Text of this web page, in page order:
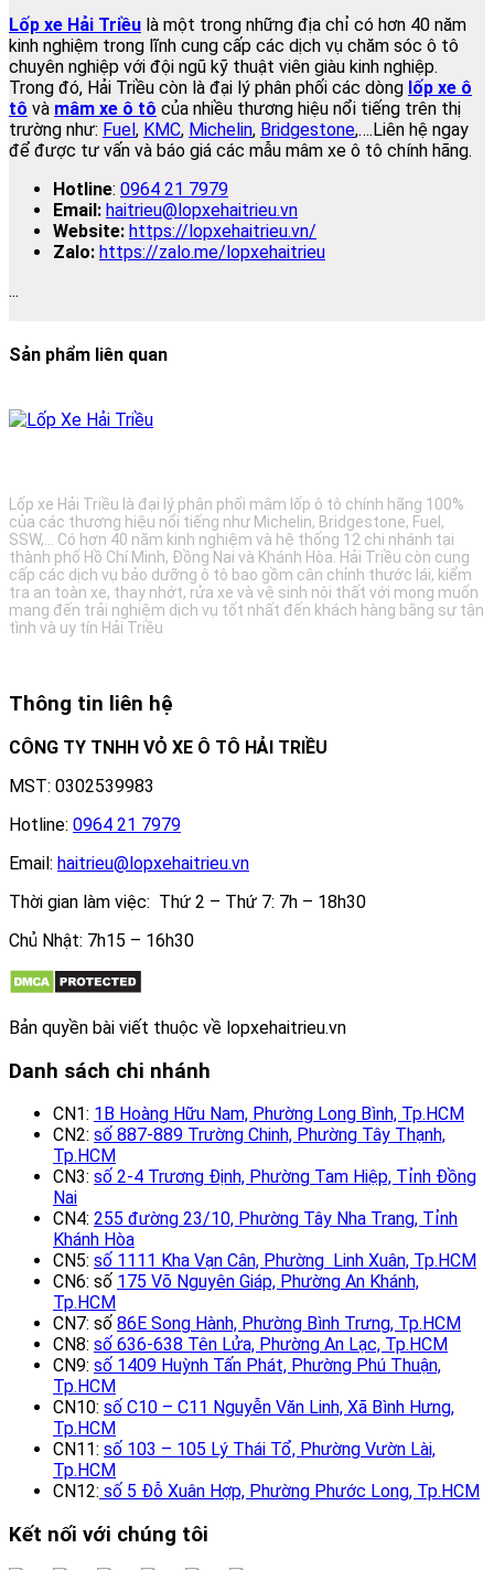
Lốp xe Hải Triều là một trong những địa chỉ có hơn 40 năm
kinh nghiệm trong lĩnh cung cấp các dịch vụ chăm sóc ô tô
chuyên nghiệp với đội ngũ kỹ thuật viên giàu kinh nghiệp.
Trong đó, Hải Triều còn là đại lý phân phối các dòng lốp xe ô
tô và mâm xe ô tô của nhiều thương hiệu nổi tiếng trên thị
trường như: Fuel , KMC, Michelin, Bridgestone,….Liên hệ ngay
để được tư vấn và báo giá các mẫu mâm xe ô tô chính hãng.
Hotline: 0964 21 7979
Email: haitrieu@lopxehaitrieu.vn
Website: https://lopxehaitrieu.vn/
Zalo: https://zalo.me/lopxehaitrieu
...
Sản phẩm liên quan
Lốp xe Hải Triều là đại lý phân phối mâm lốp ô tô chính hãng 100%
của các thương hiệu nổi tiếng như Michelin, Bridgestone, Fuel,
SSW,... Có hơn 40 năm kinh nghiệm và hệ thống 12 chi nhánh tại
thành phố Hồ Chí Minh, Đồng Nai và Khánh Hòa. Hải Triều còn cung
cấp các dịch vụ bảo dưỡng ô tô bao gồm cân chỉnh thước lái, kiểm
tra an toàn xe, thay nhớt, rửa xe và vệ sinh nội thất với mong muốn
mang đến trải nghiệm dịch vụ tốt nhất đến khách hàng bằng sự tận
tình và uy tín Hải Triều
Thông tin liên hệ
CÔNG TY TNHH VỎ XE Ô TÔ HẢI TRIỀU
MST: 0302539983
Hotline: 0964 21 7979
Email: haitrieu@lopxehaitrieu.vn
Thời gian làm việc: Thứ 2 – Thứ 7: 7h – 18h30
Chủ Nhật: 7h15 – 16h30
Bản quyền bài viết thuộc về lopxehaitrieu.vn
Danh sách chi nhánh
CN1: 1B Hoàng Hữu Nam, Phường Long Bình, Tp.HCM
CN2: số 887-889 Trường Chinh, Phường Tây Thạnh,
Tp.HCM
CN3: số 2-4 Trương Định, Phường Tam Hiệp, Tỉnh Đồng
Nai
CN4: 255 đường 23/10, Phường Tây Nha Trang, Tỉnh
Khánh Hòa
CN5: số 1111 Kha Vạn Cân, Phường Linh Xuân, Tp.HCM
CN6: số 175 Võ Nguyên Giáp, Phường An Khánh,
Tp.HCM
CN7: số 86E Song Hành, Phường Bình Trưng, Tp.HCM
CN8: số 636-638 Tên Lửa, Phường An Lạc, Tp.HCM
CN9: số 1409 Huỳnh Tấn Phát, Phường Phú Thuận,
Tp.HCM
CN10: số C10 – C11 Nguyễn Văn Linh, Xã Bình Hưng,
Tp.HCM
CN11: số 103 – 105 Lý Thái Tổ, Phường Vườn Lài,
Tp.HCM
CN12: số 5 Đỗ Xuân Hợp, Phường Phước Long, Tp.HCM
Kết nối với chúng tôi